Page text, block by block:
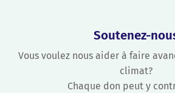
Soutenez-
Vous voulez nous aider à faire
climat?
Chaque don peut y